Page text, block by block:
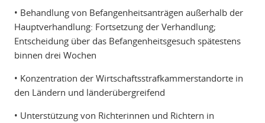
• Behandlung von Befangenheitsanträgen außerhalb der
Hauptverhandlung: Fortsetzung der Verhandlung;
Entscheidung über das Befangenheitsgesuch spätestens
binnen drei Wochen
• Konzentration der Wirtschaftsstrafkammerstandorte in
den Ländern und länderübergreifend
• Unterstützung von Richterinnen und Richtern in